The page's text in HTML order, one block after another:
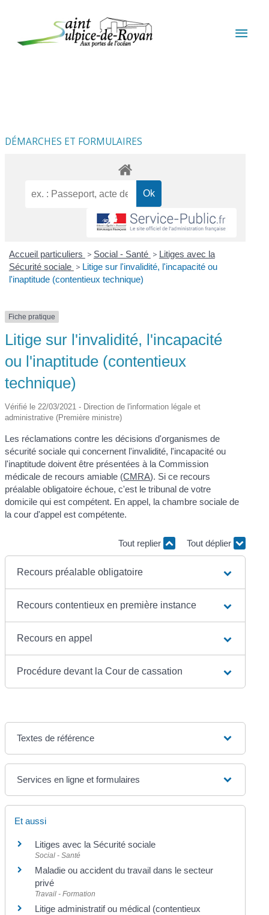
DÉMARCHES ET FORMULAIRES
Accueil particuliers > Social - Santé > Litiges avec la
Sécurité sociale > Litige sur l'invalidité, l'incapacité ou
l'inaptitude (contentieux technique)
Fiche pratique
Litige sur l'invalidité, l'incapacité
ou l'inaptitude (contentieux
technique)
Vérifié le 22/03/2021 - Direction de l'information légale et
administrative (Première ministre)
Les réclamations contre les décisions d'organismes de
sécurité sociale qui concernent l'invalidité, l'incapacité ou
l'inaptitude doivent être présentées à la Commission
médicale de recours amiable (CMRA). Si ce recours
préalable obligatoire échoue, c'est le tribunal de votre
domicile qui est compétent. En appel, la chambre sociale de
la cour d'appel est compétente.
Tout replier Tout déplier
Recours préalable obligatoire
Recours contentieux en première instance
Recours en appel
Procédure devant la Cour de cassation
Textes de référence
Services en ligne et formulaires
Et aussi
Litiges avec la Sécurité sociale
Social - Santé
Maladie ou accident du travail dans le secteur
privé
Travail - Formation
Litige administratif ou médical (contentieux